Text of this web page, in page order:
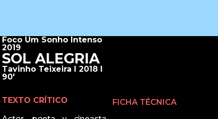
Foco Um Sonho Intenso
2019
SOL ALEGRIA
Tavinho Teixeira I 2018 I
90'
TEXTO CRÍTICO FICHA TÉCNICA